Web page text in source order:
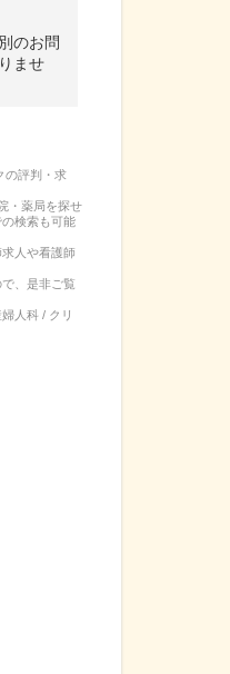
のお問
ませ
の評判・求
・薬局を探せ
検索も可能
人や看護師
、是非ご覧
人科 / クリ